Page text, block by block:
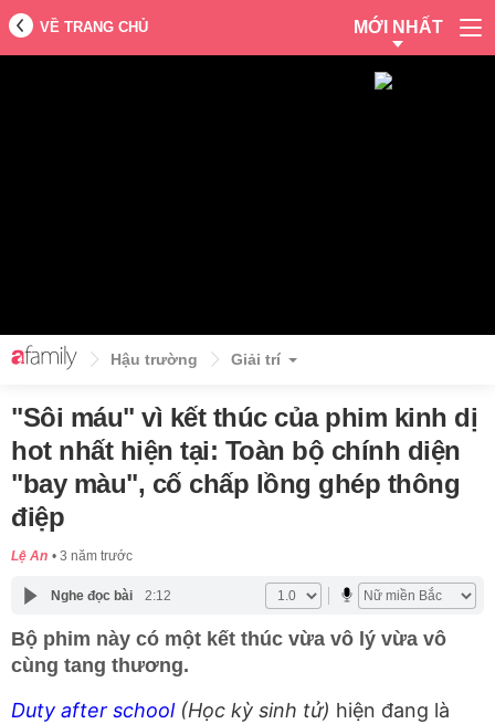
VỀ TRANG CHỦ MỚI NHẤT
Hậu trường Giải trí
"Sôi máu" vì kết thúc của phim kinh dị
hot nhất hiện tại: Toàn bộ chính diện
"bay màu", cố chấp lồng ghép thông
điệp
Lệ An 3 năm trước
Nghe đọc bài 2:12
Bộ phim này có một kết thúc vừa vô lý vừa vô
cùng tang thương.
Duty after school(Học kỳ sinh tử) hiện đang là